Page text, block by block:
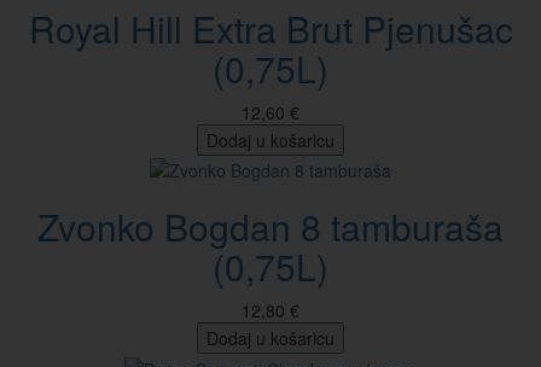
Royal Hill Extra Brut Pjenušac
(0,75L)
12,60 €
Dodaj u košaricu
Zvonko Bogdan 8 tamburaša
(0,75L)
12,80 €
Dodaj u košaricu